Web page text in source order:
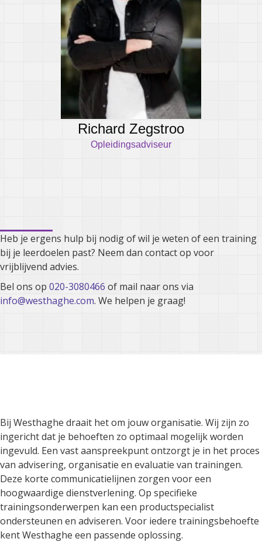
Richard Zegstroo
Opleidingsadviseur
Heb je ergens hulp bij nodig of wil je weten of een training
bij je leerdoelen past? Neem dan contact op voor
vrijblijvend advies.
Bel ons op 020-3080466 of mail naar ons via
info@westhaghe.com. We helpen je graag!
Bij Westhaghe draait het om jouw organisatie. Wij zijn zo
ingericht dat je behoeften zo optimaal mogelijk worden
ingevuld. Een vast aanspreekpunt ontzorgt je in het proces
van advisering, organisatie en evaluatie van trainingen.
Deze korte communicatielijnen zorgen voor een
hoogwaardige dienstverlening. Op specifieke
trainingsonderwerpen kan een productspecialist
ondersteunen en adviseren. Voor iedere trainingsbehoefte
kent Westhaghe een passende oplossing.